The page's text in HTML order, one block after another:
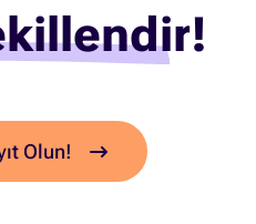
Olun!